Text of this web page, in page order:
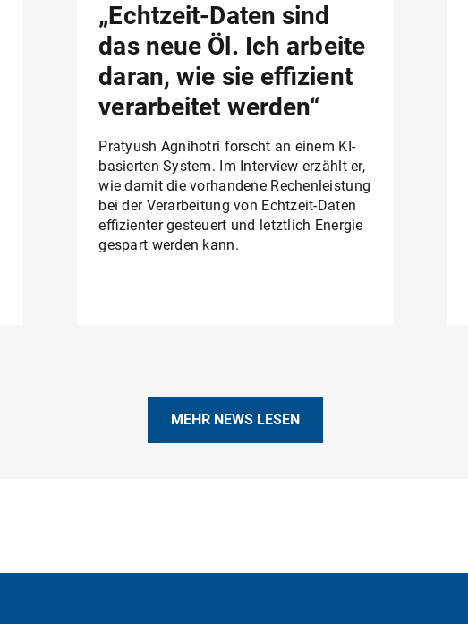
„Echtzeit-Daten sind
das neue Öl. Ich arbeite
daran, wie sie effizient
verarbeitet werden“
Pratyush Agnihotri forscht an einem KI-
basierten System. Im Interview erzählt er,
wie damit die vorhandene Rechenleistung
bei der Verarbeitung von Echtzeit-Daten
effizienter gesteuert und letztlich Energie
gespart werden kann.
MEHR NEWS LESEN